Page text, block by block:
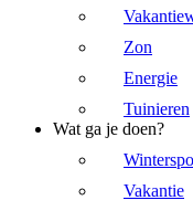
Zon
Energie
Tuinieren
Wat ga je doen?
Vakantie